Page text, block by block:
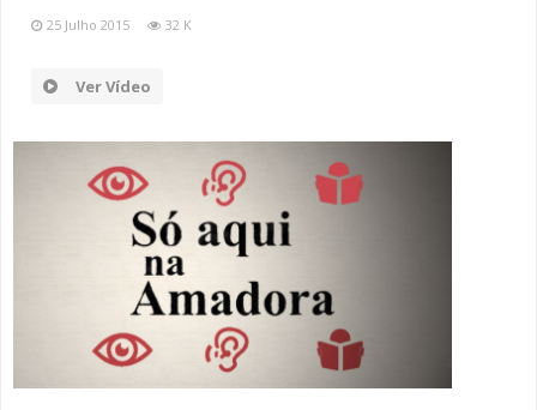
25 Julho 2015 32 K
Ver Vídeo